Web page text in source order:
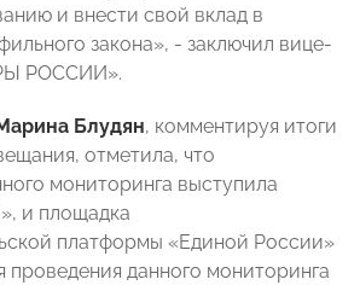
и внести свой вклад в
закона», - заключил вице-
РОССИИ».
Блудян, комментируя итоги
отметила, что
мониторинга выступила
и площадка
платформы «Единой России»
проведения данного мониторинга